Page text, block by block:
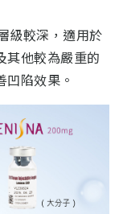
級較深，適用於
其他較為嚴重的
陷效果。